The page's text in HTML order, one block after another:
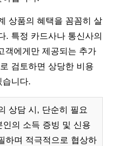
상품의 혜택을 꼼꼼히 살
. 특정 카드사나 통신사의
객에게만 제공되는 추가
검토하면 상당한 비용
습니다.
상담 시, 단순히 필요
의 소득 증빙 및 신용
하며 적극적으로 협상하